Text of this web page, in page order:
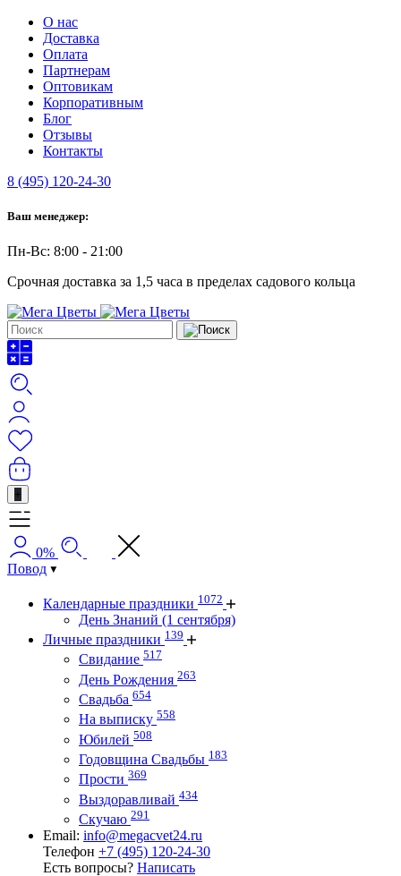
О нас
Доставка
Оплата
Партнерам
Оптовикам
Корпоративным
Блог
Отзывы
Контакты
8 (495) 120-24-30
Ваш менеджер:
Пн-Вс: 8:00 - 21:00
Срочная доставка за 1,5 часа в пределах садового кольца
+
0%
Повод
Календарные праздники 1072
День Знаний (1 сентября)
Личные праздники 139
Свидание 517
День Рождения 263
Свадьба 654
На выписку 558
Юбилей 508
Годовщина Свадьбы 183
Прости 369
Выздоравливай 434
Скучаю 291
Email: info@megacvet24.ru
Телефон +7 (495) 120-24-30
Есть вопросы? Написать